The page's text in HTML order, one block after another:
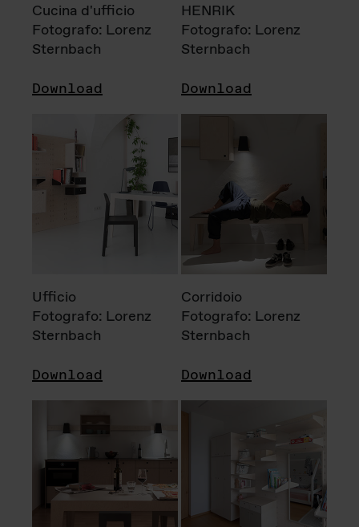
Cucina d'ufficio
Fotografo: Lorenz
Sternbach
Download
HENRIK
Fotografo: Lorenz
Sternbach
Download
Ufficio
Fotografo: Lorenz
Sternbach
Download
Corridoio
Fotografo: Lorenz
Sternbach
Download